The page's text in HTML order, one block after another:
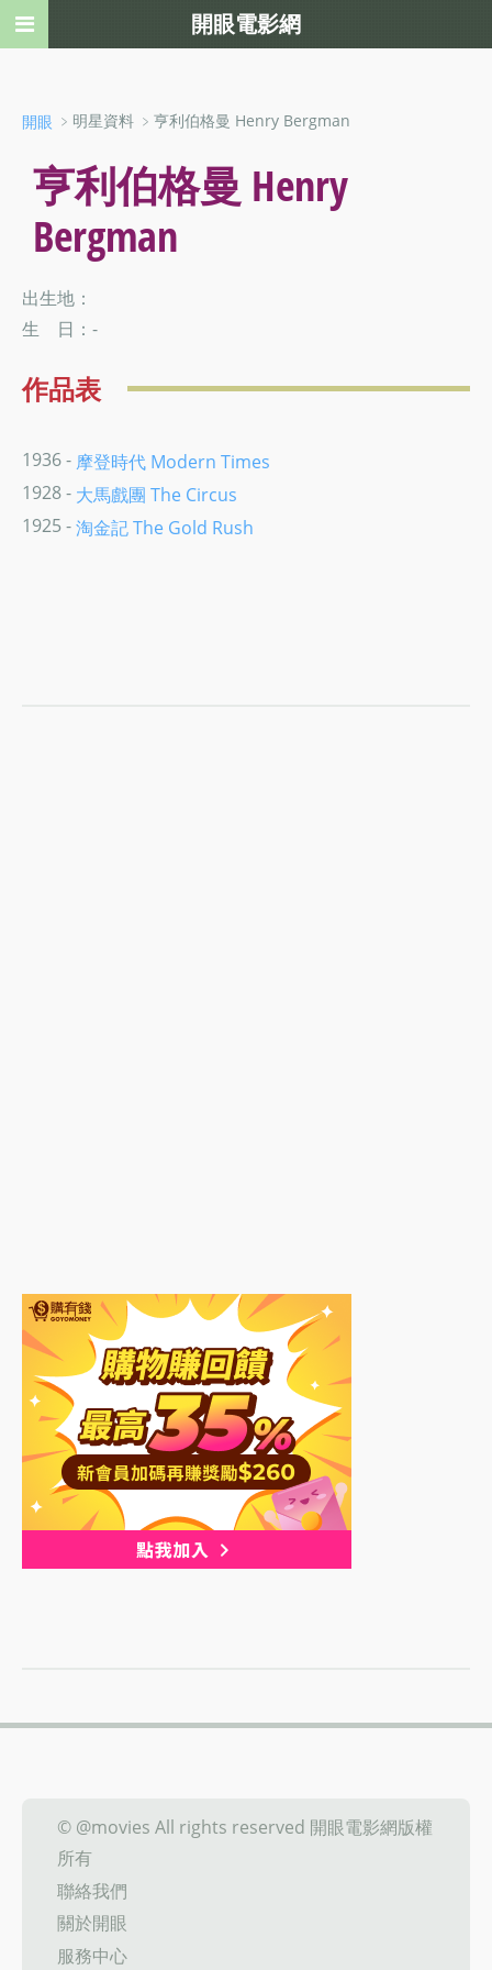
開眼 ﹥明星資料 ﹥亨利伯格曼 Henry Bergman
亨利伯格曼 Henry
Bergman
出生地：
生 日：-
作品表
1936 - 摩登時代 Modern Times
1928 - 大馬戲團 The Circus
1925 -淘金記 The Gold Rush
© @movies All rights reserved 開眼電影網版權
所有
聯絡我們
關於開眼
服務中心
開眼電影網